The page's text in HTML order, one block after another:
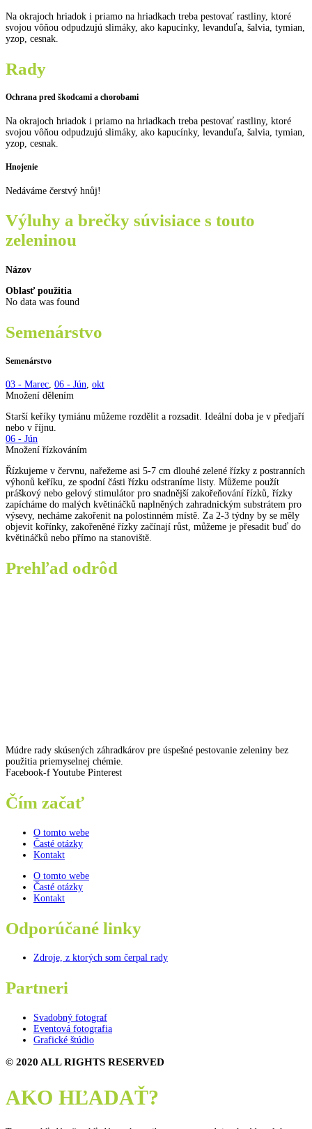
Na okrajoch hriadok i priamo na hriadkach treba pestovať rastliny, ktoré
svojou vôňou odpudzujú slimáky, ako kapucínky, levanduľa, šalvia, tymian,
yzop, cesnak.
Rady
Ochrana pred škodcami a chorobami
Na okrajoch hriadok i priamo na hriadkach treba pestovať rastliny, ktoré
svojou vôňou odpudzujú slimáky, ako kapucínky, levanduľa, šalvia, tymian,
yzop, cesnak.
Hnojenie
Nedáváme čerstvý hnůj!
Výluhy a brečky súvisiace s touto
zeleninou
Názov
Oblasť použitia
No data was found
Semenárstvo
Semenárstvo
03 - Marec 06 - Jún okt
Množení dělením
Starší keříky tymiánu můžeme rozdělit a rozsadit. Ideální doba je v předjaří
nebo v říjnu.
06 - Jún
Množení řízkováním
Řízkujeme v červnu, nařežeme asi 5-7 cm dlouhé zelené řízky z postranních
výhonů keříku, ze spodní části řízku odstraníme listy. Můžeme použít
práškový nebo gelový stimulátor pro snadnější zakořeňování řízků, řízky
zapícháme do malých květináčků naplněných zahradnickým substrátem pro
výsevy, necháme zakořenit na polostinném místě. Za 2-3 týdny by se měly
objevit kořínky, zakořeněné řízky začínají růst, můžeme je přesadit buď do
květináčků nebo přímo na stanoviště.
Prehľad odrôd
Múdre rady skúsených záhradkárov pre úspešné pestovanie zeleniny bez
použitia priemyselnej chémie.
Facebook-f Youtube Pinterest
Čím začať
O tomto webe
Časté otázky
Kontakt
O tomto webe
Časté otázky
Kontakt
Odporúčané linky
Zdroje, z ktorých som čerpal rady
Partneri
Svadobný fotograf
Eventová fotografia
Grafické štúdio
© 2020 ALL RIGHTS RESERVED
AKO HĽADAŤ?